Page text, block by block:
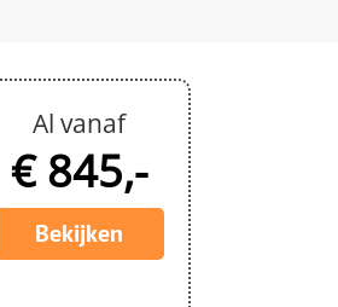
Al vanaf
€ 845,-
Bekijken